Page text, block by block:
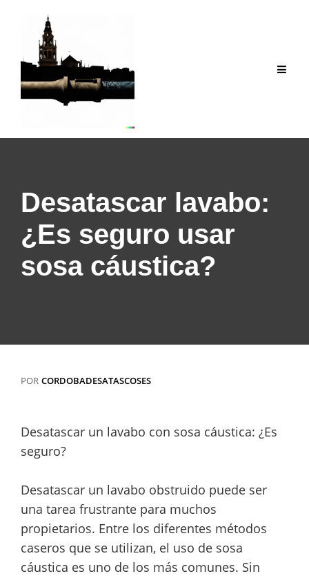
contenido
Desatascar lavabo:
¿Es seguro usar
sosa cáustica?
POR CORDOBADESATASCOSES
Desatascar un lavabo con sosa cáustica: ¿Es
seguro?
Desatascar un lavabo obstruido puede ser
una tarea frustrante para muchos
propietarios. Entre los diferentes métodos
caseros que se utilizan, el uso de sosa
cáustica es uno de los más comunes. Sin